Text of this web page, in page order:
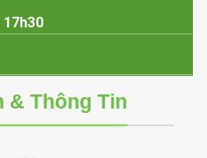
17h30
& Thông Tin